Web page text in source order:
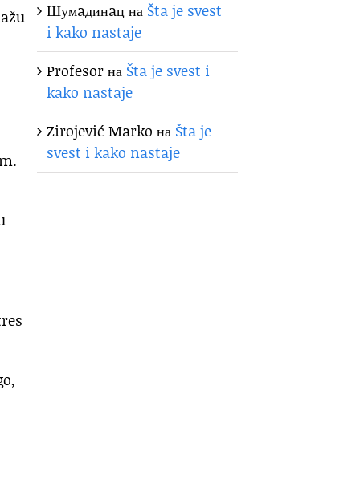
Шумaдинaцна Šta je svest
i kako nastaje
Profesorна Šta je svest i
kako nastaje
Zirojević Marko на Šta je
svest i kako nastaje